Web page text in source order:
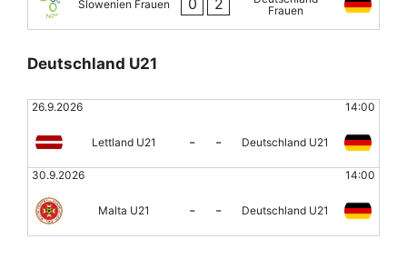
Slowenien Frauen 0 2
Frauen
Deutschland U21
26.9.2026 14:00
Lettland U21 - - Deutschland U21
30.9.2026 14:00
Malta U21 - - Deutschland U21